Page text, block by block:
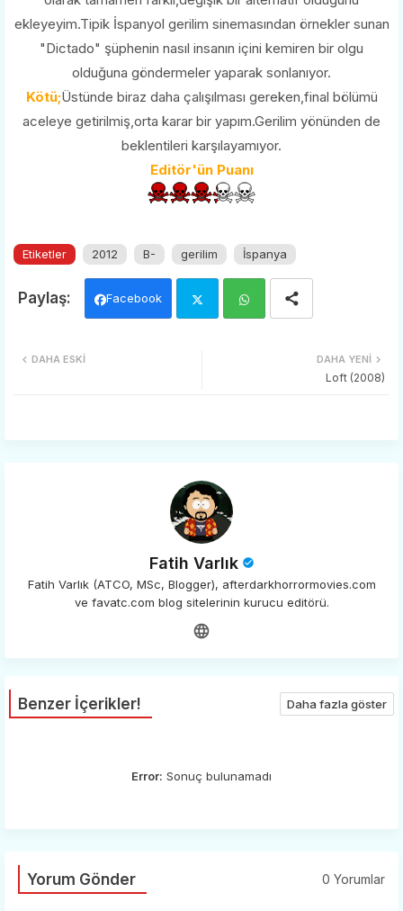
ekleyeyim.Tipik İspanyol gerilim sinemasından örnekler sunan
"Dictado" şüphenin nasıl insanın içini kemiren bir olgu
olduğuna göndermeler yaparak sonlanıyor.
Kötü;Üstünde biraz daha çalışılması gereken,final bölümü
aceleye getirilmiş,orta karar bir yapım.Gerilim yönünden de
beklentileri karşılayamıyor.
Editör'ün Puanı
Etiketler 2012 B- gerilim İspanya
Facebook
DAHA YENI
Loft (2008)
DAHA ESKI
Fatih Varlık
Fatih Varlık (ATCO, MSc, Blogger), afterdarkhorrormovies.com
ve favatc.com blog sitelerinin kurucu editörü.
Benzer İçerikler! Daha fazla göster
Error: Sonuç bulunamadı
Yorum Gönder 0 Yorumlar